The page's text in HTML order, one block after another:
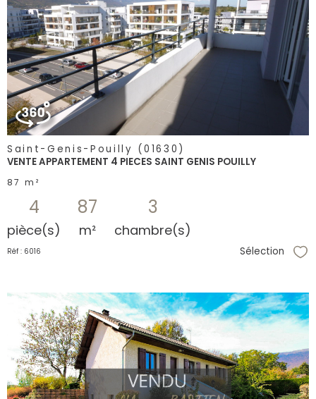
voir le
bien
Saint-Genis-Pouilly (01630)
VENTE APPARTEMENT 4 PIECES SAINT GENIS POUILLY
87 m²
4
pièce(s)
87
m²
3
chambre(s)
Réf : 6016 Sélection
voir le